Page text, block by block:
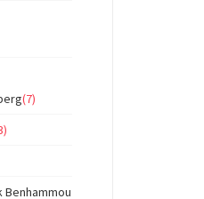
(7)
Benhammou